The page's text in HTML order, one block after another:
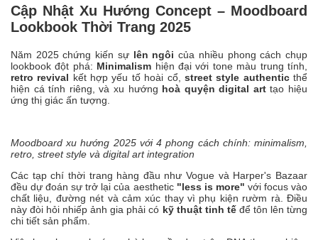
Cập Nhật Xu Hướng Concept – Moodboard
Lookbook Thời Trang 2025
Năm 2025 chứng kiến sự lên ngôi của nhiều phong cách chụp
lookbook đột phá: Minimalism hiện đại với tone màu trung tính,
retro revival kết hợp yếu tố hoài cổ, street style authenticthể
hiện cá tính riêng, và xu hướng hoà quyện digital arttạo hiệu
ứng thị giác ấn tượng.
Moodboard xu hướng 2025 với 4 phong cách chính: minimalism,
retro, street style và digital art integration
Các tạp chí thời trang hàng đầu như Vogue và Harper's Bazaar
đều dự đoán sự trở lại của aesthetic "less is more" với focus vào
chất liệu, đường nét và cảm xúc thay vì phụ kiện rườm rà. Điều
này đòi hỏi nhiếp ảnh gia phải có kỹ thuật tinh tếđể tôn lên từng
chi tiết sản phẩm.